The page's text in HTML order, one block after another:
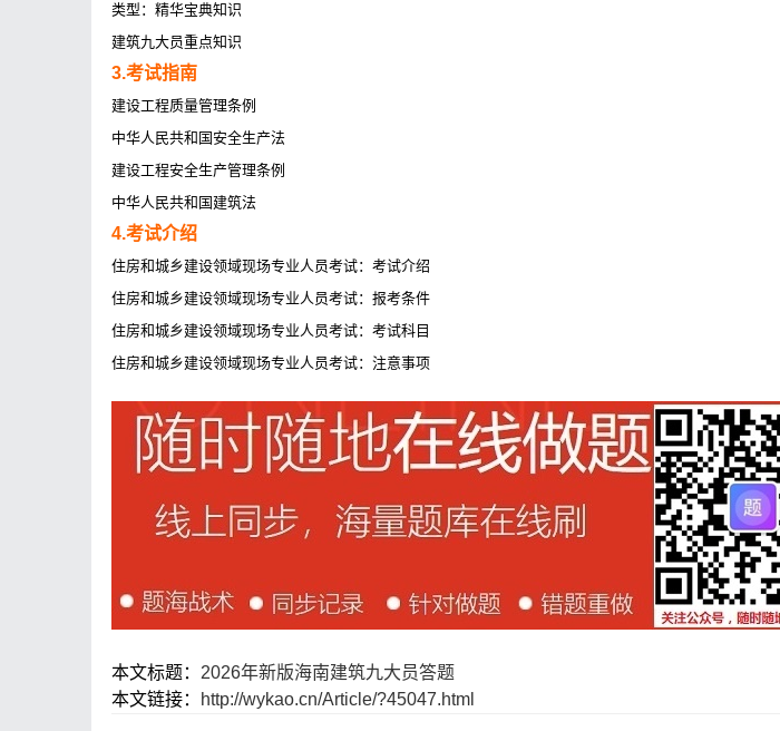
类型：精华宝典知识
建筑九大员重点知识
3.考试指南
建设工程质量管理条例
中华人民共和国安全生产法
建设工程安全生产管理条例
中华人民共和国建筑法
4.考试介绍
住房和城乡建设领域现场专业人员考试：考试介绍
住房和城乡建设领域现场专业人员考试：报考条件
住房和城乡建设领域现场专业人员考试：考试科目
住房和城乡建设领域现场专业人员考试：注意事项
本文标题： 2026年新版海南建筑九大员答题
本文链接：
http://wykao.cn/Article/?45047.html